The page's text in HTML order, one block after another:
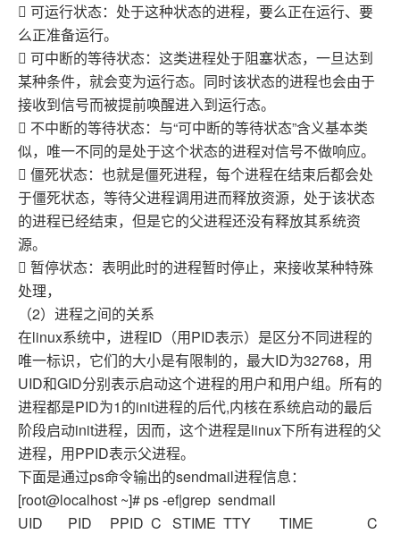
 可运行状态：处于这种状态的进程，要么正在运行、要
么正准备运行。
 可中断的等待状态：这类进程处于阻塞状态，一旦达到
某种条件，就会变为运行态。同时该状态的进程也会由于
接收到信号而被提前唤醒进入到运行态。
 不中断的等待状态：与“可中断的等待状态”含义基本类
似，唯一不同的是处于这个状态的进程对信号不做响应。
 僵死状态：也就是僵死进程，每个进程在结束后都会处
于僵死状态，等待父进程调用进而释放资源，处于该状态
的进程已经结束，但是它的父进程还没有释放其系统资
源。
 暂停状态：表明此时的进程暂时停止，来接收某种特殊
处理，
（2）进程之间的关系
在linux系统中，进程ID（用PID表示）是区分不同进程的
唯一标识，它们的大小是有限制的，最大ID为32768，用
UID和GID分别表示启动这个进程的用户和用户组。所有的
进程都是PID为1的init进程的后代,内核在系统启动的最后
阶段启动init进程，因而，这个进程是linux下所有进程的父
进程，用PPID表示父进程。
下面是通过ps命令输出的sendmail进程信息：
[root@localhost ~]# ps -ef|grep sendmail
UID PID PPID C STIME TTY TIME C